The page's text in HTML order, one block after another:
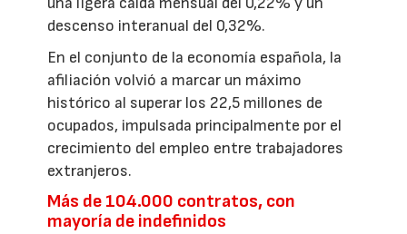
descenso interanual del 0,32%.
En el conjunto de la economía española, la
afiliación volvió a marcar un máximo
histórico al superar los 22,5 millones de
ocupados, impulsada principalmente por el
crecimiento del empleo entre trabajadores
extranjeros.
Más de 104.000 contratos, con
mayoría de indefinidos